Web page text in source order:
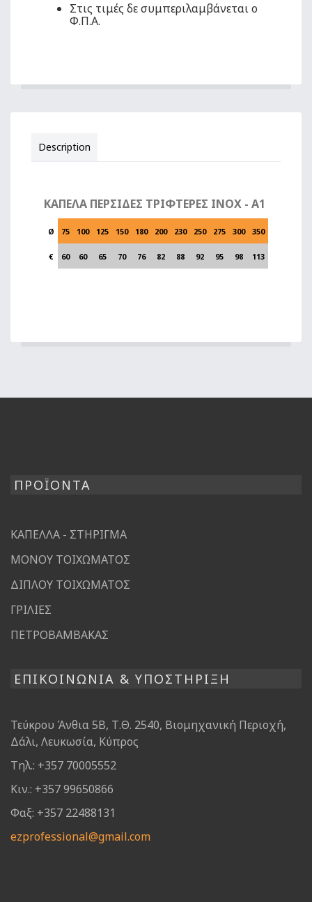
Στις τιμές δε συμπεριλαμβάνεται ο
Φ.Π.Α.
Description
ΚΑΠΕΛΑ ΠΕΡΣΙΔΕΣ ΤΡΙΦΤΕΡΕΣ INOX - Α1
Ø 75 100 125 150 180 200 230 250 275 300 350
€ 60 60 65 70 76 82 88 92 95 98 113
ΠΡΟΪΟΝΤΑ
ΚΑΠΕΛΛΑ - ΣΤΗΡΙΓΜΑ
ΜΟΝΟΥ ΤΟΙΧΩΜΑΤΟΣ
ΔΙΠΛΟΥ ΤΟΙΧΩΜΑΤΟΣ
ΓΡΙΛΙΕΣ
ΠΕΤΡΟΒΑΜΒΑΚΑΣ
ΕΠΙΚΟΙΝΩΝΙΑ & ΥΠΟΣΤΗΡΙΞΗ
Τεύκρου Άνθια 5Β, Τ.Θ. 2540, Βιομηχανική Περιοχή,
Δάλι, Λευκωσία, Κύπρος
Τηλ.: +357 70005552
Κιν.: +357 99650866
Φαξ: +357 22488131
ezprofessional@gmail.com